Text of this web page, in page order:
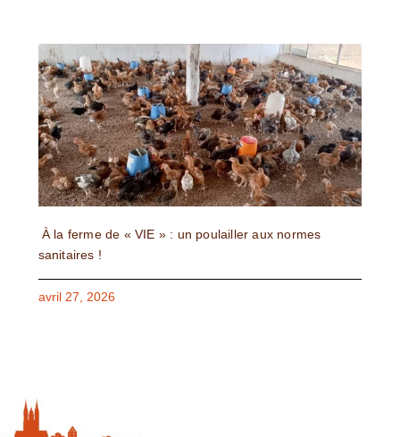
À la ferme de « VIE » : un poulailler aux normes
sanitaires !
avril 27, 2026